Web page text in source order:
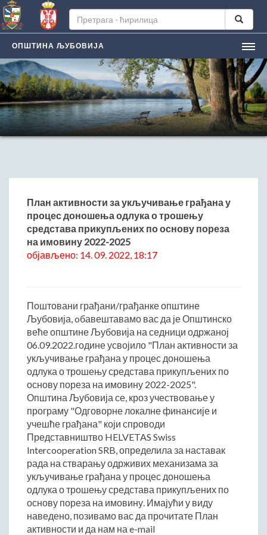
ОПШТИНА ЉУБОВИЈА
НАСЛОВНА
ЉУБОВИЈA
Лична карта града
Историјат
ЛОКАЛНА САМОУПРАВА
Председник општине
Заменик председника
Скупштина општине
ПРИВРЕДА
Општи и просторни положај подручја општине
Развој и просторни размештај привреде
Пољопривреда
Шумарство
Индустрија
Грађевинарство
Занатство
Саобраћај и везе
Трговинa
Угоститељство и туризам
Комунална делатност
Јавна предузећа
План активности за укључивање грађана у
процес доношења одлука о трошењу
средстава прикупљених по основу пореза
на имовину 2022-2025
објављено: 14. 09. 2022, 18:17
Поштовани грађани/грађанке општине
Љубовија, oбавештавамо вас да је Општинско
веће општине Љубовија на седници одржаној
06.09.2022.године усвојило "План активности за
укључивање грађана у процес доношења
одлука о трошењу средстава прикупљених по
основу пореза на имовину 2022-2025".
Општина Љубовија се, кроз учествовање у
програму "Одговорне локалне финансије и
учешће грађана" који спроводи
Представништво HELVETAS Swiss
Intercooperation SRB, определила за наставак
рада на стварању одрживих механизама за
укључивање грађана у процес доношења
одлука о трошењу средстава прикупљених по
основу пореза на имовину. Имајући у виду
наведено, позивамо вас да прочитате План
активности и да нам на e-mail